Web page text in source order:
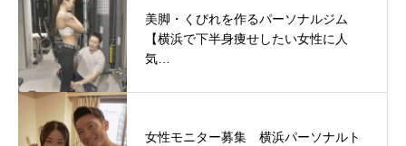
美脚・くびれを作るパーソナルジム
【横浜で下半身痩せしたい女性に人
気…
女性モニター募集 横浜パーソナルト